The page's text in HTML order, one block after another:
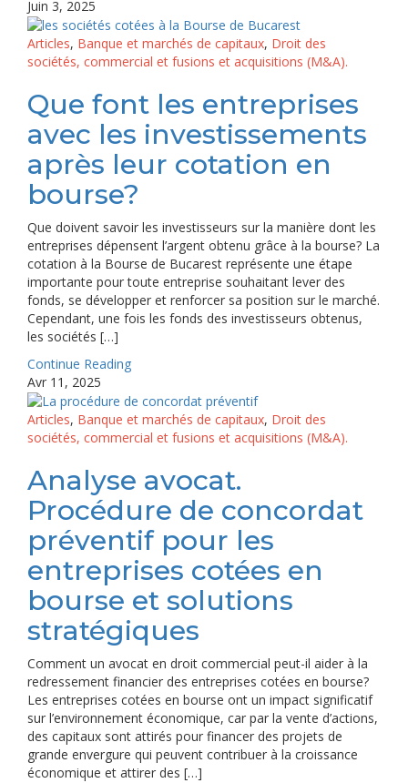
Juin 3, 2025
Articles, Banque et marchés de capitaux, Droit des
sociétés, commercial et fusions et acquisitions (M&A).
Que font les entreprises
avec les investissements
après leur cotation en
bourse?
Que doivent savoir les investisseurs sur la manière dont les
entreprises dépensent l’argent obtenu grâce à la bourse? La
cotation à la Bourse de Bucarest représente une étape
importante pour toute entreprise souhaitant lever des
fonds, se développer et renforcer sa position sur le marché.
Cependant, une fois les fonds des investisseurs obtenus,
les sociétés […]
Continue Reading
Avr 11, 2025
Articles, Banque et marchés de capitaux, Droit des
sociétés, commercial et fusions et acquisitions (M&A).
Analyse avocat.
Procédure de concordat
préventif pour les
entreprises cotées en
bourse et solutions
stratégiques
Comment un avocat en droit commercial peut-il aider à la
redressement financier des entreprises cotées en bourse?
Les entreprises cotées en bourse ont un impact significatif
sur l’environnement économique, car par la vente d’actions,
des capitaux sont attirés pour financer des projets de
grande envergure qui peuvent contribuer à la croissance
économique et attirer des […]